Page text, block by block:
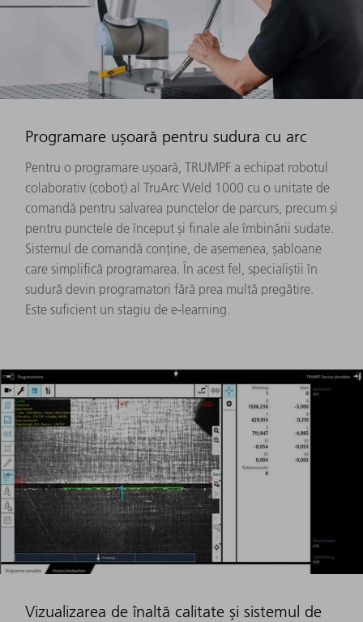
Programare ușoară pentru sudura cu arc
Pentru o programare ușoară, TRUMPF a echipat robotul
colaborativ (cobot) al TruArc Weld 1000 cu o unitate de
comandă pentru salvarea punctelor de parcurs, precum și
pentru punctele de început și finale ale îmbinării sudate.
Sistemul de comandă conține, de asemenea, șabloane
care simplifică programarea. În acest fel, specialiștii în
sudură devin programatori fără prea multă pregătire.
Este suficient un stagiu de e-learning.
Vizualizarea de înaltă calitate și sistemul de